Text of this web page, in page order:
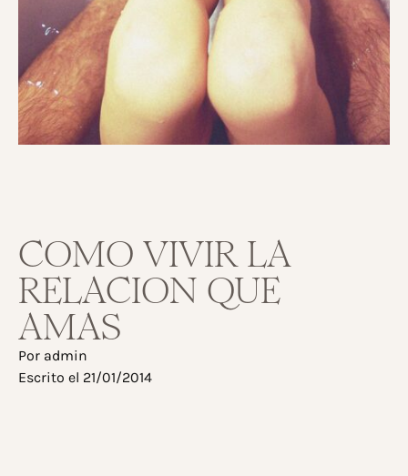
COMO VIVIR LA
RELACION QUE
AMAS
Por admin
Escrito el 21/01/2014